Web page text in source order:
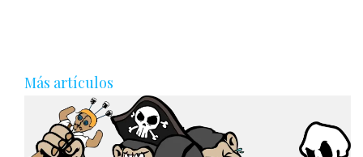
Más artículos